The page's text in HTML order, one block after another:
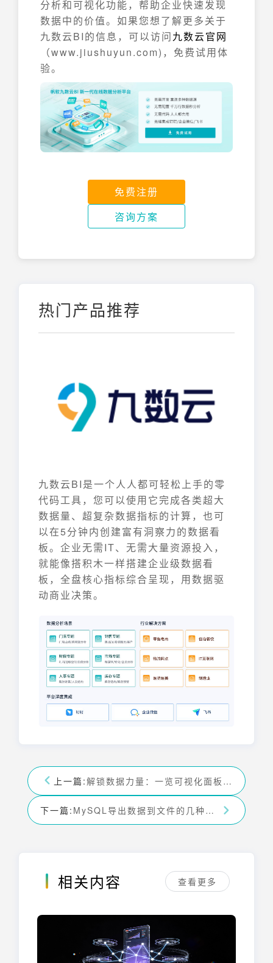
分析和可视化功能，帮助企业快速发现
数据中的价值。如果您想了解更多关于
九数云BI的信息，可以访问九数云官网
（www.jiushuyun.com)，免费试用体
验。
免费注册
咨询方案
热门产品推荐
九数云BI是一个人人都可轻松上手的零
代码工具，您可以使用它完成各类超大
数据量、超复杂数据指标的计算，也可
以在5分钟内创建富有洞察力的数据看
板。企业无需IT、无需大量资源投入，
就能像搭积木一样搭建企业级数据看
板，全盘核心指标综合呈现，用数据驱
动商业决策。
上一篇: 解锁数据力量：一览可视化面板的强大功能
下一篇: MySQL导出数据到文件的几种实用方法
相关内容 查看更多